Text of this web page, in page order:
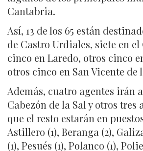
Cantabria.
Así, 13 de los 65 están
de Castro Urdiales, siete en el
cinco en Laredo, otros cinco
otros cinco en San Vicente de
Además, cuatro agentes irán
Cabezón de la Sal y otros tres
que el resto estarán en
Astillero (1), Beranga (2),
(1), Pesués (1), Polanco (1),